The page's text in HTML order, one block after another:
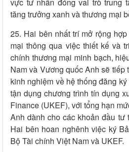
vực tư nhân đóng vai trò trung
tăng trưởng xanh và thương mại
25. Hai bên nhất trí mở rộng
mại thông qua việc thiết kế và
chính thương mại minh bạch,
Nam và Vương quốc Anh sẽ tiếp
kinh nghiệm về hệ thống đăng
tận dụng chương trình tín dụng
Finance (UKEF), với tổng hạn
Anh dành cho các khoản đầu tư
Hai bên hoan nghênh việc ký
Bộ Tài chính Việt Nam và UKEF.